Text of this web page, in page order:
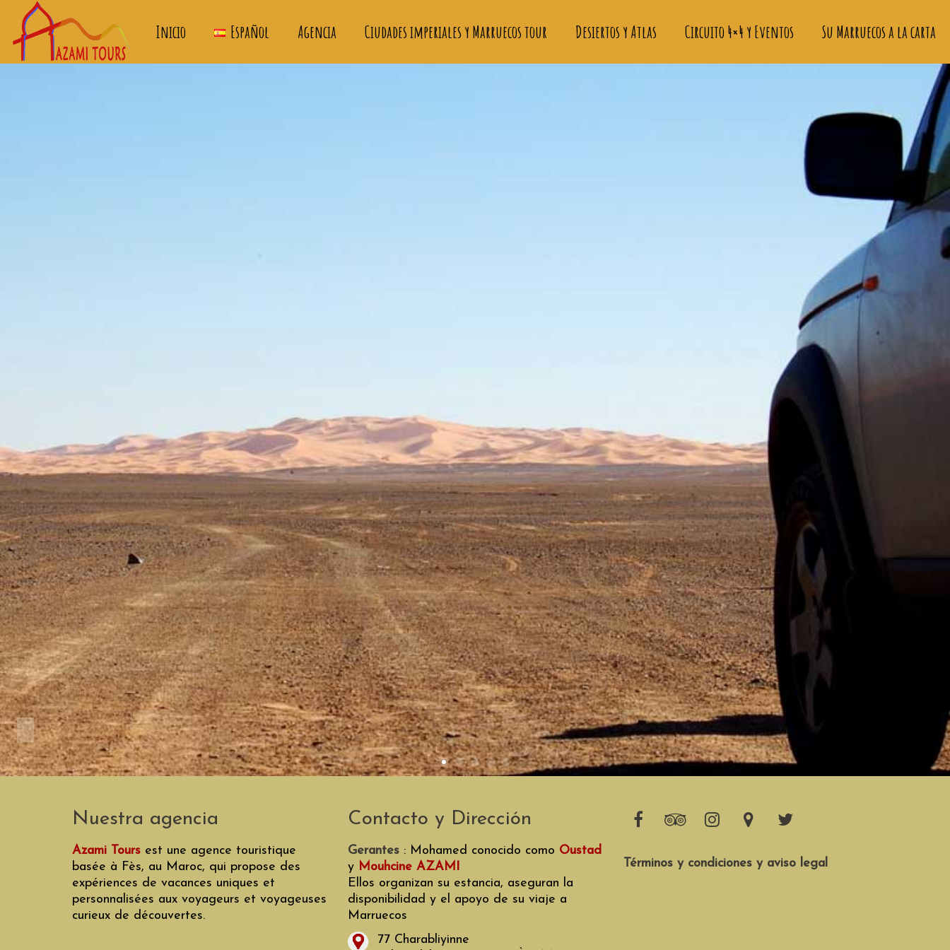
Inicio Español Agencia Ciudades imperiales y Marruecos tour Desiertos y Atlas Circuito 4×4 y Eventos Su Marruecos a la carta
Nuestra agencia
Azami Tours est une agence touristique
basée à Fès, au Maroc, qui propose des
expériences de vacances uniques et
personnalisées aux voyageurs et voyageuses
curieux de découvertes.
Contacto y Dirección
Gerantes : Mohamed conocido como Oustad
y Mouhcine AZAMI
Ellos organizan su estancia, aseguran la
disponibilidad y el apoyo de su viaje a
Marruecos
77 Charabliyinne
Términos y condiciones y aviso legal